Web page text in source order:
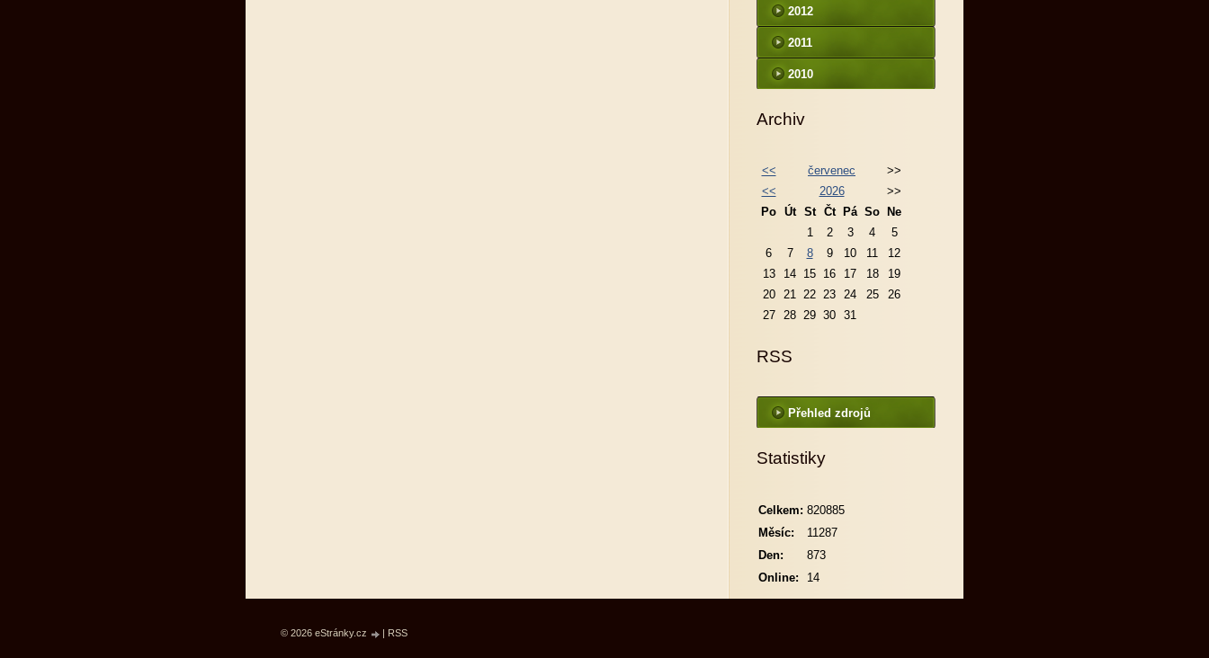
2012
2011
2010
Archiv
<< červenec
>>
<<
2026
>>
Po Út St Čt Pá So
Ne
1
2 3 4
5
6
7 8 9 10 11
12
13
14 15 16 17 18
19
20
21 22 23 24 25
26
27
28 29 30 31
RSS
Přehled zdrojů
Statistiky
Online: 14
Celkem: 820885
Měsíc:
11287
Den:
873
© 2026 eStránky.cz | RSS